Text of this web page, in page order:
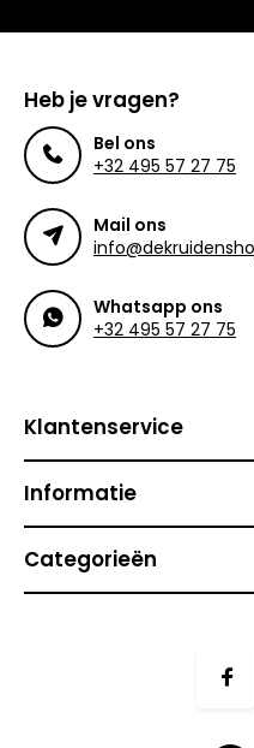
Heb je vragen?
Bel ons
+32 495 57 27 75
Mail ons
Whatsapp ons
+32 495 57 27 75
Klantenservice
Informatie
Categorieën